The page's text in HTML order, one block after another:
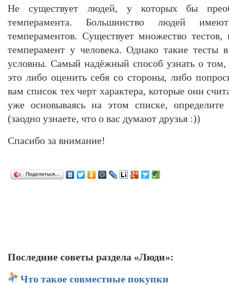
Не существует людей, у которых бы
темперамента. Большинство людей
темпераментов. Существует множество
темперамент у человека. Однако такие тесты
условны. Самый надёжный способ узнать о том,
это либо оценить себя со стороны, либо
вам список тех черт характера, которые они
уже основываясь на этом списке,
(заодно узнаете, что о вас думают друзья :))
Спасибо за внимание!
Поделиться…
Последние советы раздела «Люди»:
Что такое совместные покупки